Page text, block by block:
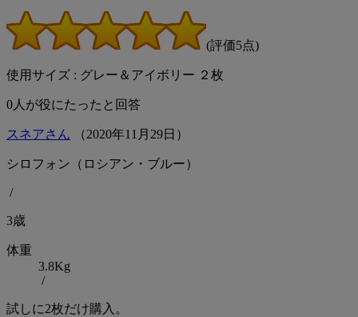
(評価5点)
使用サイズ : グレー＆アイボリー ２枚
0 人が役にたったと回答
スネアさん （2020年11 月 29日）
シロフォン（ロシアン・ブルー）
/
3歳
体重
3.8Kg
/
試しに2枚だけ購入。